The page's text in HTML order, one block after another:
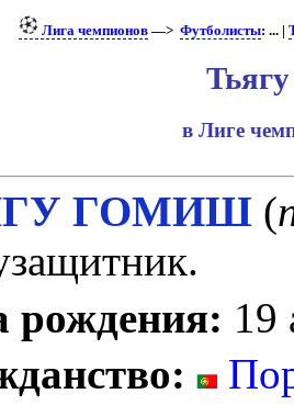
Лига чемпионов —>Футболисты: ... |
в Лиге
ГОМИШ (
рождения: 19